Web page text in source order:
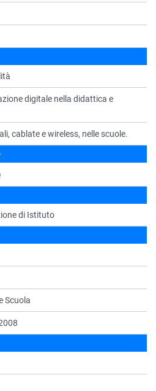
digitale nella didattica e
cablate e wireless, nelle scuole.
di Istituto
Scuola